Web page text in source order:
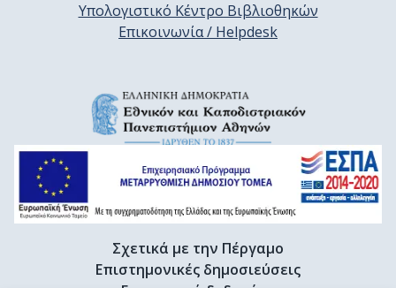
Υπολογιστικό Κέντρο Βιβλιοθηκών
Επικοινωνία / Helpdesk
Σχετικά με την Πέργαμο
Επιστημονικές δημοσιεύσεις